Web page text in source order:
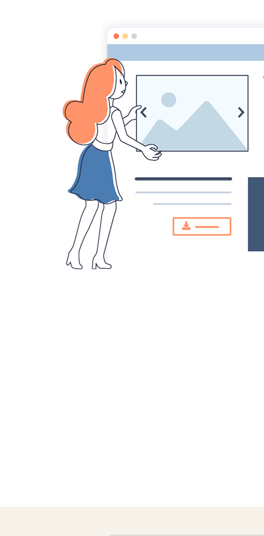
Accueil Pages Les échanges
Les échanges
Aucune notion d’argent n’intervient
Ils se mesurent en unités locales. À Créteil
Une heure de service rendu équivaut à 60
Cette monnaie fictive ne sert qu’à noter
Le compte du SEListe peut être débiteur